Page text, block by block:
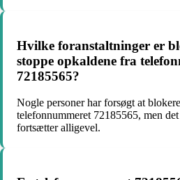
Hvilke foranstaltninger er
stoppe opkaldene fra
72185565?
Nogle personer har forsøgt at
telefonnummeret 72185565, men
fortsætter alligevel.